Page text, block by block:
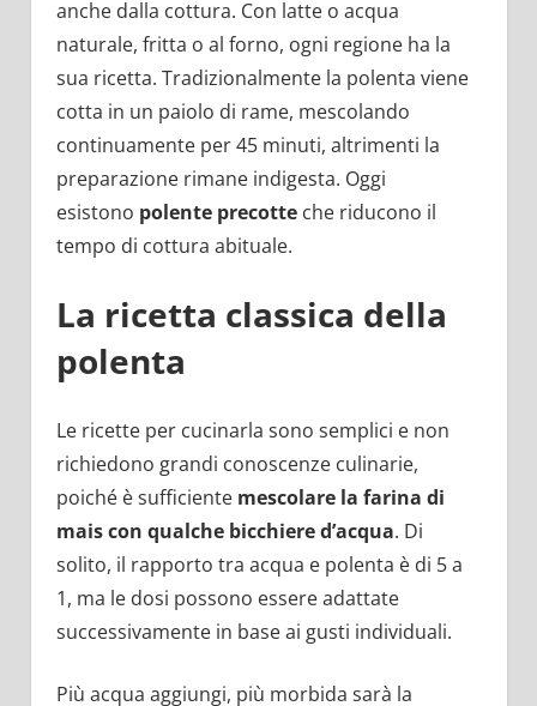
anche dalla cottura. Con latte o acqua
naturale, fritta o al forno, ogni regione ha la
sua ricetta. Tradizionalmente la polenta viene
cotta in un paiolo di rame, mescolando
continuamente per 45 minuti, altrimenti la
preparazione rimane indigesta. Oggi
esistono polente precotteche riducono il
tempo di cottura abituale.
La ricetta classica della
polenta
Le ricette per cucinarla sono semplici e non
richiedono grandi conoscenze culinarie,
poiché è sufficiente mescolare la farina di
mais con qualche bicchiere d’acqua. Di
solito, il rapporto tra acqua e polenta è di 5 a
1, ma le dosi possono essere adattate
successivamente in base ai gusti individuali.
Più acqua aggiungi, più morbida sarà la